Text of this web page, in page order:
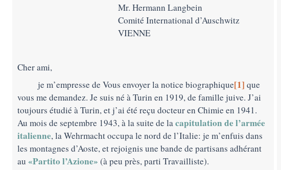
Mr. Hermann Langbein
Comité International d’Auschwitz
VIENNE
Cher ami,
je m’empresse de Vous envoyer la notice biographique[1] que
vous me demandez. Je suis né à Turin en 1919, de famille juive. J’ai
toujours étudié à Turin, et j’ai été reçu docteur en Chimie en 1941.
Au mois de septembre 1943, à la suite de lacapitulation de l’armée
italienne, la Wehrmacht occupa le nord de l’Italie: je m’enfuis dans
les montagnes d’Aoste, et rejoignis une bande de partisans adhérant
au «Partito l’Azione» (à peu près, parti Travailliste).